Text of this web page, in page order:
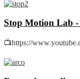
Stop Motion Lab
📺https://